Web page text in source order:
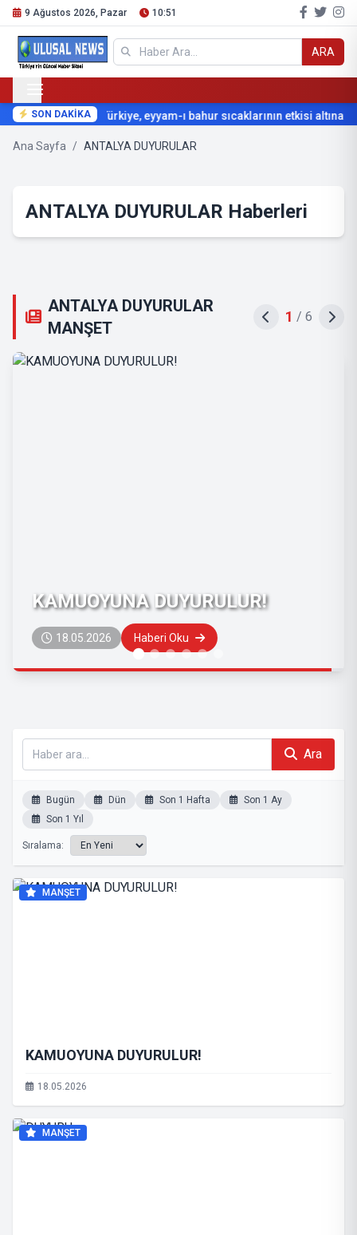
9 Ağustos 2026, Pazar 10:51
ARA
SON DAKİKATürkiye, eyyam-ı bahur sıcaklarının etkisi altına
Ana Sayfa / ANTALYA DUYURULAR
ANTALYA DUYURULAR Haberleri
ANTALYA DUYURULAR
MANŞET
2 / 6
DUYURU
19.08.2025 Haberi Oku
Ara
Bugün Dün Son 1 Hafta
Son 1 Ay
Son 1 Yıl
Sıralama:
MANŞET
KAMUOYUNA DUYURULUR!
18.05.2026
MANŞET